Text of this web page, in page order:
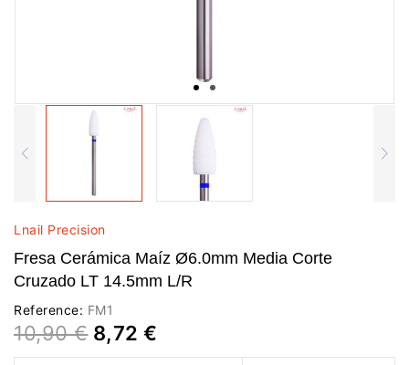
Lnail Precision
Fresa Cerámica Maíz Ø6.0mm Media Corte
Cruzado LT 14.5mm L/R
Reference: FM1
10,90 € 8,72 €